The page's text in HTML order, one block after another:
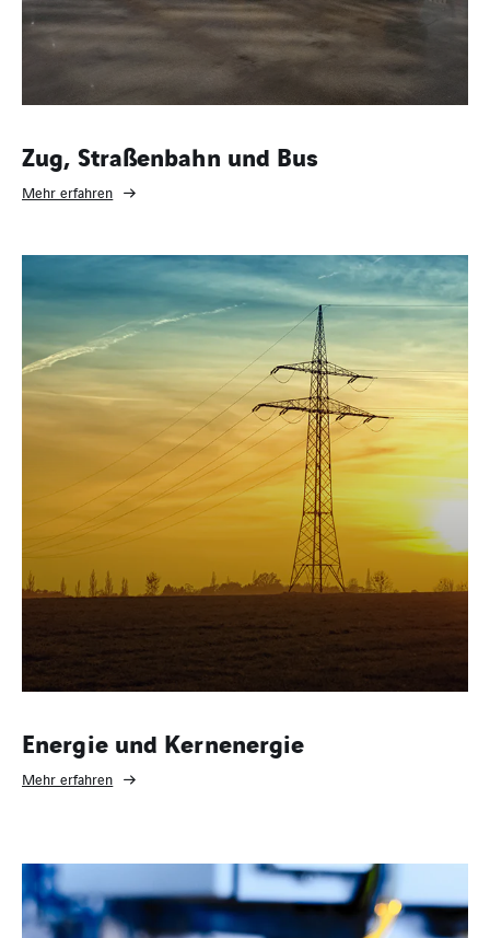
Zug, Straßenbahn und Bus
Mehr erfahren
Energie und Kernenergie
Mehr erfahren